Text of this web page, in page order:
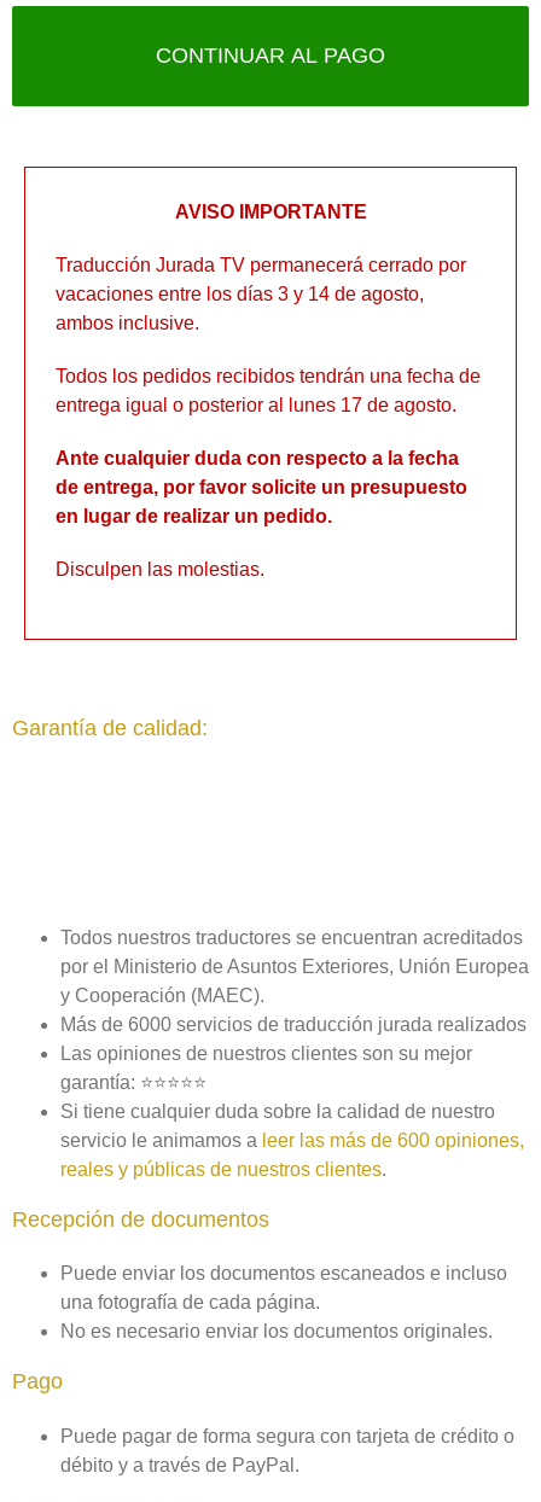
CONTINUAR AL PAGO
AVISO IMPORTANTE
Traducción Jurada TV permanecerá cerrado por
vacaciones entre los días 3 y 14 de agosto,
ambos inclusive.
Todos los pedidos recibidos tendrán una fecha de
entrega igual o posterior al lunes 17 de agosto.
Ante cualquier duda con respecto a la fecha
de entrega, por favor solicite un presupuesto
en lugar de realizar un pedido.
Disculpen las molestias.
Garantía de calidad:
Todos nuestros traductores se encuentran acreditados
por el Ministerio de Asuntos Exteriores, Unión Europea
y Cooperación (MAEC).
Más de 6000 servicios de traducción jurada realizados
Las opiniones de nuestros clientes son su mejor
garantía: ⭐⭐⭐⭐⭐
Si tiene cualquier duda sobre la calidad de nuestro
servicio le animamos a leer las más de 600 opiniones,
reales y públicas de nuestros clientes.
Recepción de documentos
Puede enviar los documentos escaneados e incluso
una fotografía de cada página.
No es necesario enviar los documentos originales.
Pago
Puede pagar de forma segura con tarjeta de crédito o
débito y a través de PayPal.